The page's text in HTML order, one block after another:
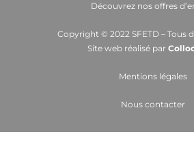
Découvrez nos offres
Copyright © 2022 SFETD – Tous
Site web réalisé par
Mentions légales
Nous contacter